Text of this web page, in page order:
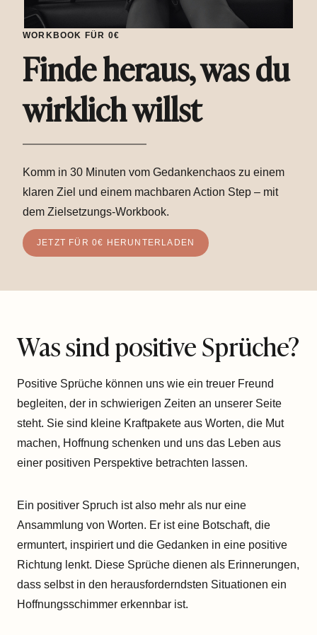
WORKBOOK FÜR 0€
Finde heraus, was du
wirklich willst
Komm in 30 Minuten vom Gedankenchaos zu einem
klaren Ziel und einem machbaren Action Step – mit
dem Zielsetzungs-Workbook.
JETZT FÜR 0€ HERUNTERLADEN
Was sind positive Sprüche?
Positive Sprüche können uns wie ein treuer Freund
begleiten, der in schwierigen Zeiten an unserer Seite
steht. Sie sind kleine Kraftpakete aus Worten, die Mut
machen, Hoffnung schenken und uns das Leben aus
einer positiven Perspektive betrachten lassen.
Ein positiver Spruch ist also mehr als nur eine
Ansammlung von Worten. Er ist eine Botschaft, die
ermuntert, inspiriert und die Gedanken in eine positive
Richtung lenkt. Diese Sprüche dienen als Erinnerungen,
dass selbst in den herausforderndsten Situationen ein
Hoffnungsschimmer erkennbar ist.